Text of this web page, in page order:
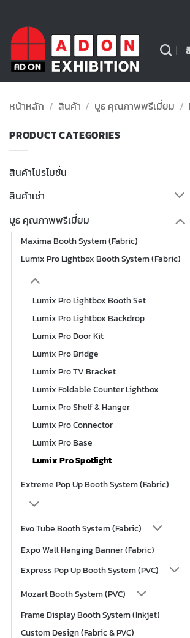
หน้าหลัก / สินค้า / บูธ คุณภาพพรีเมี่ยม /
PRODUCT CATEGORIES
สินค้าโปรโมชั่น
สินค้าเช่า
บูธ คุณภาพพรีเมี่ยม
Maxima Booth System (Fabric)
Lumix Pro Lightbox Booth System (Fabric)
Lumix Pro Lightbox Booth Set
Lumix Pro Lightbox Backdrop
Lumix Pro Door Kit
Lumix Pro Bridge
Lumix Pro TV Bracket
Lumix Foldable Counter Lightbox
Lumix Pro Shelf & Hanger
Lumix Pro Connector
Lumix Pro Base
Lumix Pro Spotlight
Extreme Pop Up Booth System (Fabric)
Evo Tube Booth System (Fabric)
Expo Wall Hanging Banner (Fabric)
Express Pop Up Booth System (PVC)
Mozart Booth System (PVC)
Frame Display Booth System (Inkjet)
Custom Design (Fabric & PVC)